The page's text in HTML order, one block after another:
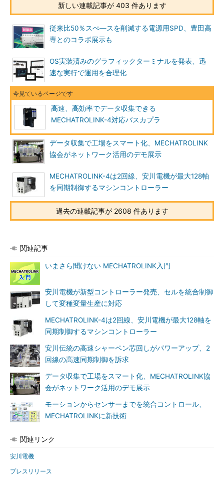
新しい連載記事が 403 件あります
従来比50％スぺ―スを削減する電源用SPD、豊田高
専とのコラボ展示も
OS実装済みのグラフィックターミナルを発表、迅
速な実行で運用を合理化
高速、高効率でデータ収集できる
MECHATROLINK-4対応バスカプラ
データ収集で工場をスマート化、MECHATROLINK
協会がネットワーク活用のデモ展示
MECHATROLINK-4は2回線、安川電機が最大128軸
を同期制御するマシンコントローラー
過去の連載記事が 2608 件あります
関連記事
いまさら聞けない MECHATROLINK入門
安川電機が新型コントローラー発売、セルを統合制御
して変種変量生産に対応
MECHATROLINK-4は2回線、安川電機が最大128軸を
同期制御するマシンコントローラー
安川伝統の高速シャーペン芯回しがパワーアップ、2
回線の高速同期制御を訴求
データ収集で工場をスマート化、MECHATROLINK協
会がネットワーク活用のデモ展示
モーションからセンサーまでを統合コントロール、
MECHATROLINKに新技術
関連リンク
安川電機
プレスリリース